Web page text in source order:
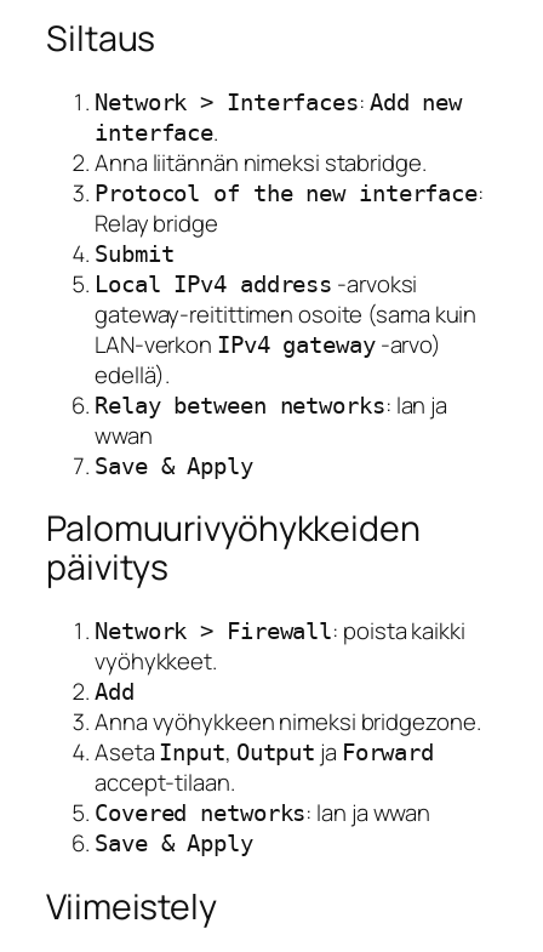
Siltaus
Network > Interfaces: Add new
interface.
Anna liitännän nimeksi stabridge.
Protocol of the new interface:
Relay bridge
Submit
Local IPv4 address -arvoksi
gateway-reitittimen osoite (sama kuin
LAN-verkon IPv4 gateway-arvo)
edellä).
Relay between networks: lan ja
wwan
Save & Apply
Palomuurivyöhykkeiden
päivitys
Network > Firewall: poista kaikki
vyöhykkeet.
Add
Anna vyöhykkeen nimeksi bridgezone.
Aseta Input, Output ja Forward
accept-tilaan.
Covered networks: lan ja wwan
Save & Apply
Viimeistely